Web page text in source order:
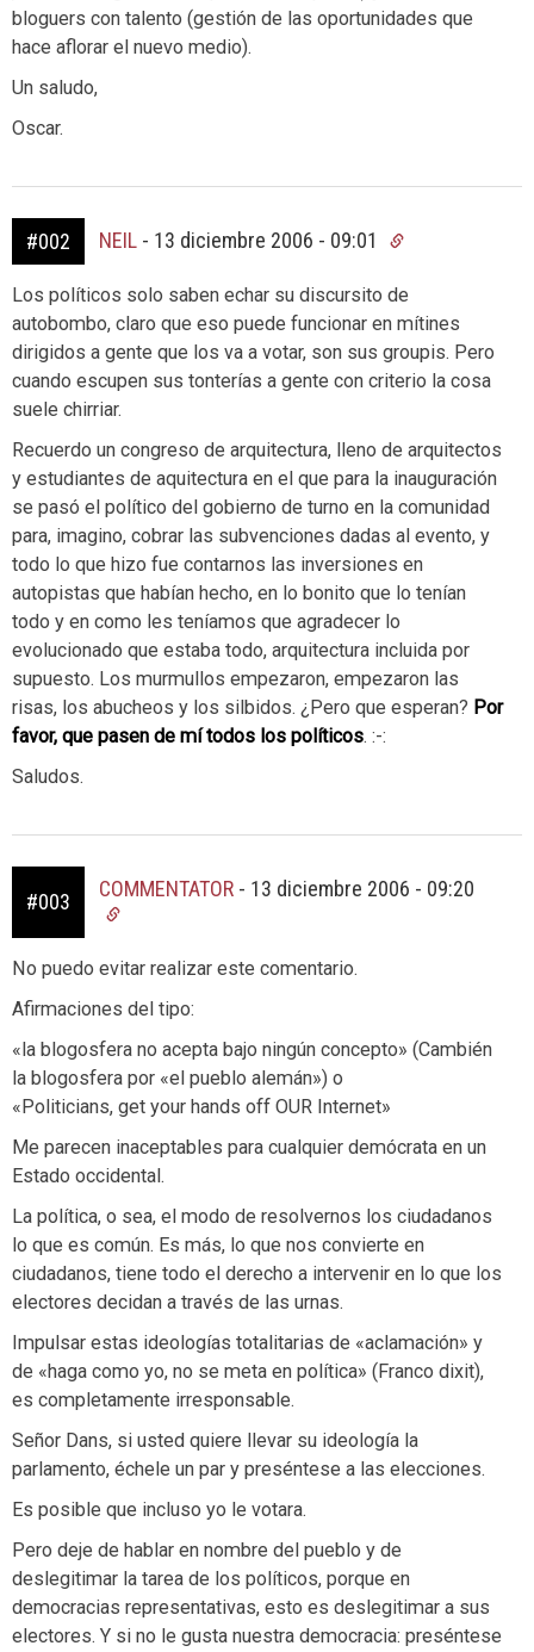
bloguers con talento (gestión de las oportunidades que
hace aflorar el nuevo medio).
Un saludo,
Oscar.
#002 NEIL - 13 diciembre 2006 - 09:01
Los políticos solo saben echar su discursito de
autobombo, claro que eso puede funcionar en mítines
dirigidos a gente que los va a votar, son sus groupis. Pero
cuando escupen sus tonterías a gente con criterio la cosa
suele chirriar.
Recuerdo un congreso de arquitectura, lleno de arquitectos
y estudiantes de aquitectura en el que para la inauguración
se pasó el político del gobierno de turno en la comunidad
para, imagino, cobrar las subvenciones dadas al evento, y
todo lo que hizo fue contarnos las inversiones en
autopistas que habían hecho, en lo bonito que lo tenían
todo y en como les teníamos que agradecer lo
evolucionado que estaba todo, arquitectura incluida por
supuesto. Los murmullos empezaron, empezaron las
risas, los abucheos y los silbidos. ¿Pero que esperan? Por
favor, que pasen de mí todos los políticos. :-:
Saludos.
#003
COMMENTATOR - 13 diciembre 2006 - 09:20
No puedo evitar realizar este comentario.
Afirmaciones del tipo:
«la blogosfera no acepta bajo ningún concepto» (Cambién
la blogosfera por «el pueblo alemán») o
«Politicians, get your hands off OUR Internet»
Me parecen inaceptables para cualquier demócrata en un
Estado occidental.
La política, o sea, el modo de resolvernos los ciudadanos
lo que es común. Es más, lo que nos convierte en
ciudadanos, tiene todo el derecho a intervenir en lo que los
electores decidan a través de las urnas.
Impulsar estas ideologías totalitarias de «aclamación» y
de «haga como yo, no se meta en política» (Franco dixit),
es completamente irresponsable.
Señor Dans, si usted quiere llevar su ideología la
parlamento, échele un par y preséntese a las elecciones.
Es posible que incluso yo le votara.
Pero deje de hablar en nombre del pueblo y de
deslegitimar la tarea de los políticos, porque en
democracias representativas, esto es deslegitimar a sus
electores. Y si no le gusta nuestra democracia: preséntese